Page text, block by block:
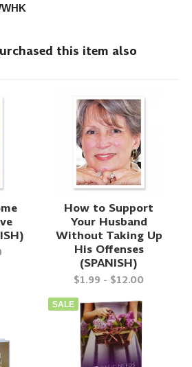
this item also
How to Support
Your Husband
Without Taking Up
His Offenses
(SPANISH)
$1.99 - $12.00
SALE